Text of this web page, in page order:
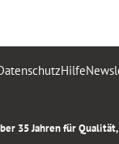
Hilfe
35 Jahren für